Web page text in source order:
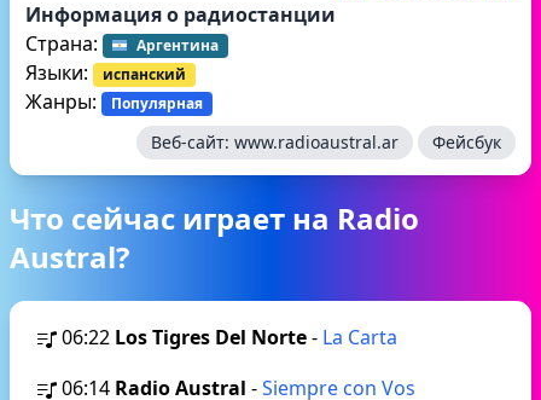
Информация о радиостанции
Страна:
Аргентина
Языки: испанский
Жанры: Популярная
Веб-сайт: www.radioaustral.ar Фейсбук
Что сейчас играет на Radio
Austral?
06:22 Los Tigres Del Norte- La Carta
06:14 Radio Austral -Siempre con Vos